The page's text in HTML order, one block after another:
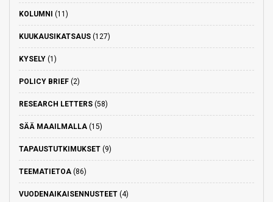
KOLUMNI (11)
KUUKAUSIKATSAUS (127)
KYSELY (1)
POLICY BRIEF (2)
RESEARCH LETTERS (58)
SÄÄ MAAILMALLA (15)
TAPAUSTUTKIMUKSET (9)
TEEMATIETOA (86)
VUODENAIKAISENNUSTEET (4)